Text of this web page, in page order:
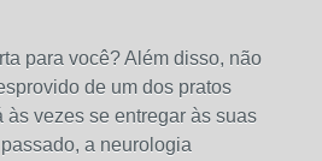
para você? Além disso, não
de um dos pratos
às vezes se entregar às suas
a neurologia